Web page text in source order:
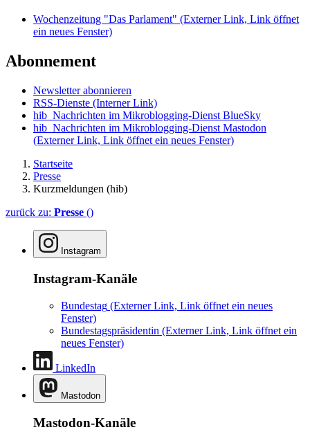
Wochenzeitung "Das Parlament" (Externer Link, Link öffnet
ein neues Fenster)
Abonnement
Newsletter abonnieren
RSS-Dienste (Interner Link)
hib_Nachrichten im Mikroblogging-Dienst BlueSky
hib_Nachrichten im Mikroblogging-Dienst Mastodon
(Externer Link, Link öffnet ein neues Fenster)
Startseite
Presse
Kurzmeldungen (hib)
zurück zu: Presse ()
Instagram
Instagram-Kanäle
Bundestag (Externer Link, Link öffnet ein neues
Fenster)
Bundestagspräsidentin (Externer Link, Link öffnet ein
neues Fenster)
LinkedIn
Mastodon
Mastodon-Kanäle